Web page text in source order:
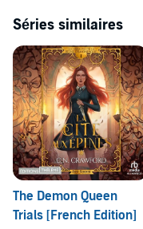
Séries similaires
The Demon Queen
Trials [French Edition]